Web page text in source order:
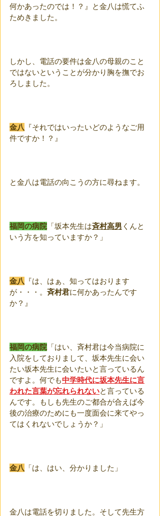
何かあったのでは！？』と金八は慌てふ
ためきました。
しかし、電話の要件は金八の母親のこと
ではないということが分かり胸を撫でお
ろしました。
金八
『それではいったいどのようなご用
件ですか！？』
と金八は電話の向こうの方に尋ねます。
福岡の病院「坂本先生は斉村高男 くんと
いう方を知っていますか？」
金八
『は、はぁ、知ってはおります
が・・・。斉村君に何かあったんです
か？』
福岡の病院「はい、斉村君は今当病院に
入院をしておりまして、坂本先生に会い
たい坂本先生に会いたいと言っているん
ですよ。何でも中学時代に坂本先生に言
われた言葉が忘れられないと言っている
んです。もしも先生のご都合が合えば今
後の治療のためにも一度面会に来てやっ
てはくれないでしょうか？」
金八 「は、はい、分かりました」
金八は電話を切りました。そして先生方